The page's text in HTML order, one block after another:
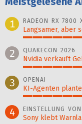
1
RADEON RX 7800
Langsamer, aber
100%
2 QUAKECON 2026
Nvidia verkauft
44%
3 OPENAI
KI-Agenten
32%
4 EINSTELLUNG
Sony klebt